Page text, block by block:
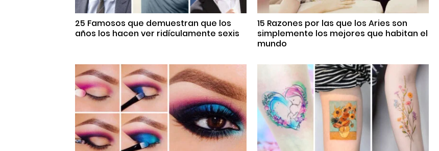
25 Famosos que demuestran que los
años los hacen ver ridículamente sexis
15 Razones por las que los Aries son
simplemente los mejores que habitan el
mundo